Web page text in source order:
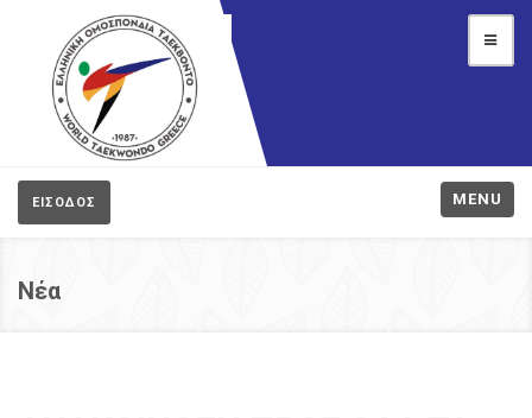
ΕΙΣΟΔΟΣ MENU
Νέα